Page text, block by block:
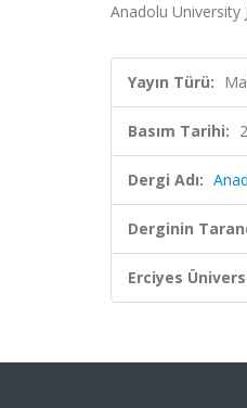
Anadolu University
Yayın Türü:
Basım Tarihi:
Dergi Adı:
Derginin
Erciyes